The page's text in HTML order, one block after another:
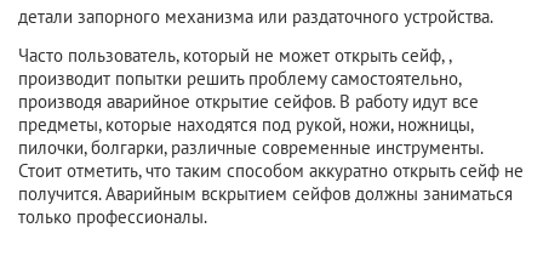
детали запорного механизма или раздаточного устройства.
Часто пользователь, который не может открыть сейф, ,
производит попытки решить проблему самостоятельно,
производя аварийное открытие сейфов. В работу идут все
предметы, которые находятся под рукой, ножи, ножницы,
пилочки, болгарки, различные современные инструменты.
Стоит отметить, что таким способом аккуратно открыть сейф не
получится. Аварийным вскрытием сейфов должны заниматься
только профессионалы.